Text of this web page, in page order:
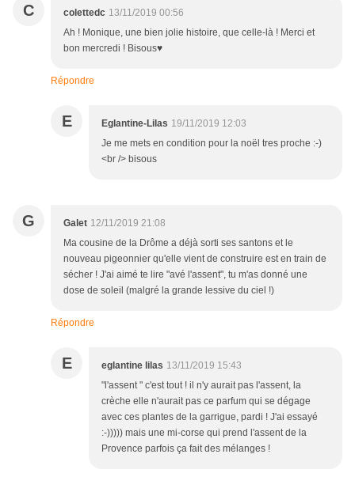
C colettedc 13/11/2019 00:56
Ah ! Monique, une bien jolie histoire, que celle-là ! Merci et
bon mercredi ! Bisous♥
Répondre
E Eglantine-Lilas 19/11/2019 12:03
Je me mets en condition pour la noël tres proche :-)
<br /> bisous
G Galet 12/11/2019 21:08
Ma cousine de la Drôme a déjà sorti ses santons et le
nouveau pigeonnier qu'elle vient de construire est en train de
sécher ! J'ai aimé te lire "avé l'assent", tu m'as donné une
dose de soleil (malgré la grande lessive du ciel !)
Répondre
E eglantine lilas 13/11/2019 15:43
"l'assent " c'est tout ! il n'y aurait pas l'assent, la
crèche elle n'aurait pas ce parfum qui se dégage
avec ces plantes de la garrigue, pardi ! J'ai essayé
:-))))) mais une mi-corse qui prend l'assent de la
Provence parfois ça fait des mélanges !